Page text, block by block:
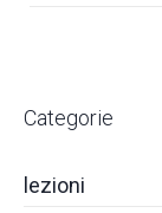
Categorie
lezioni